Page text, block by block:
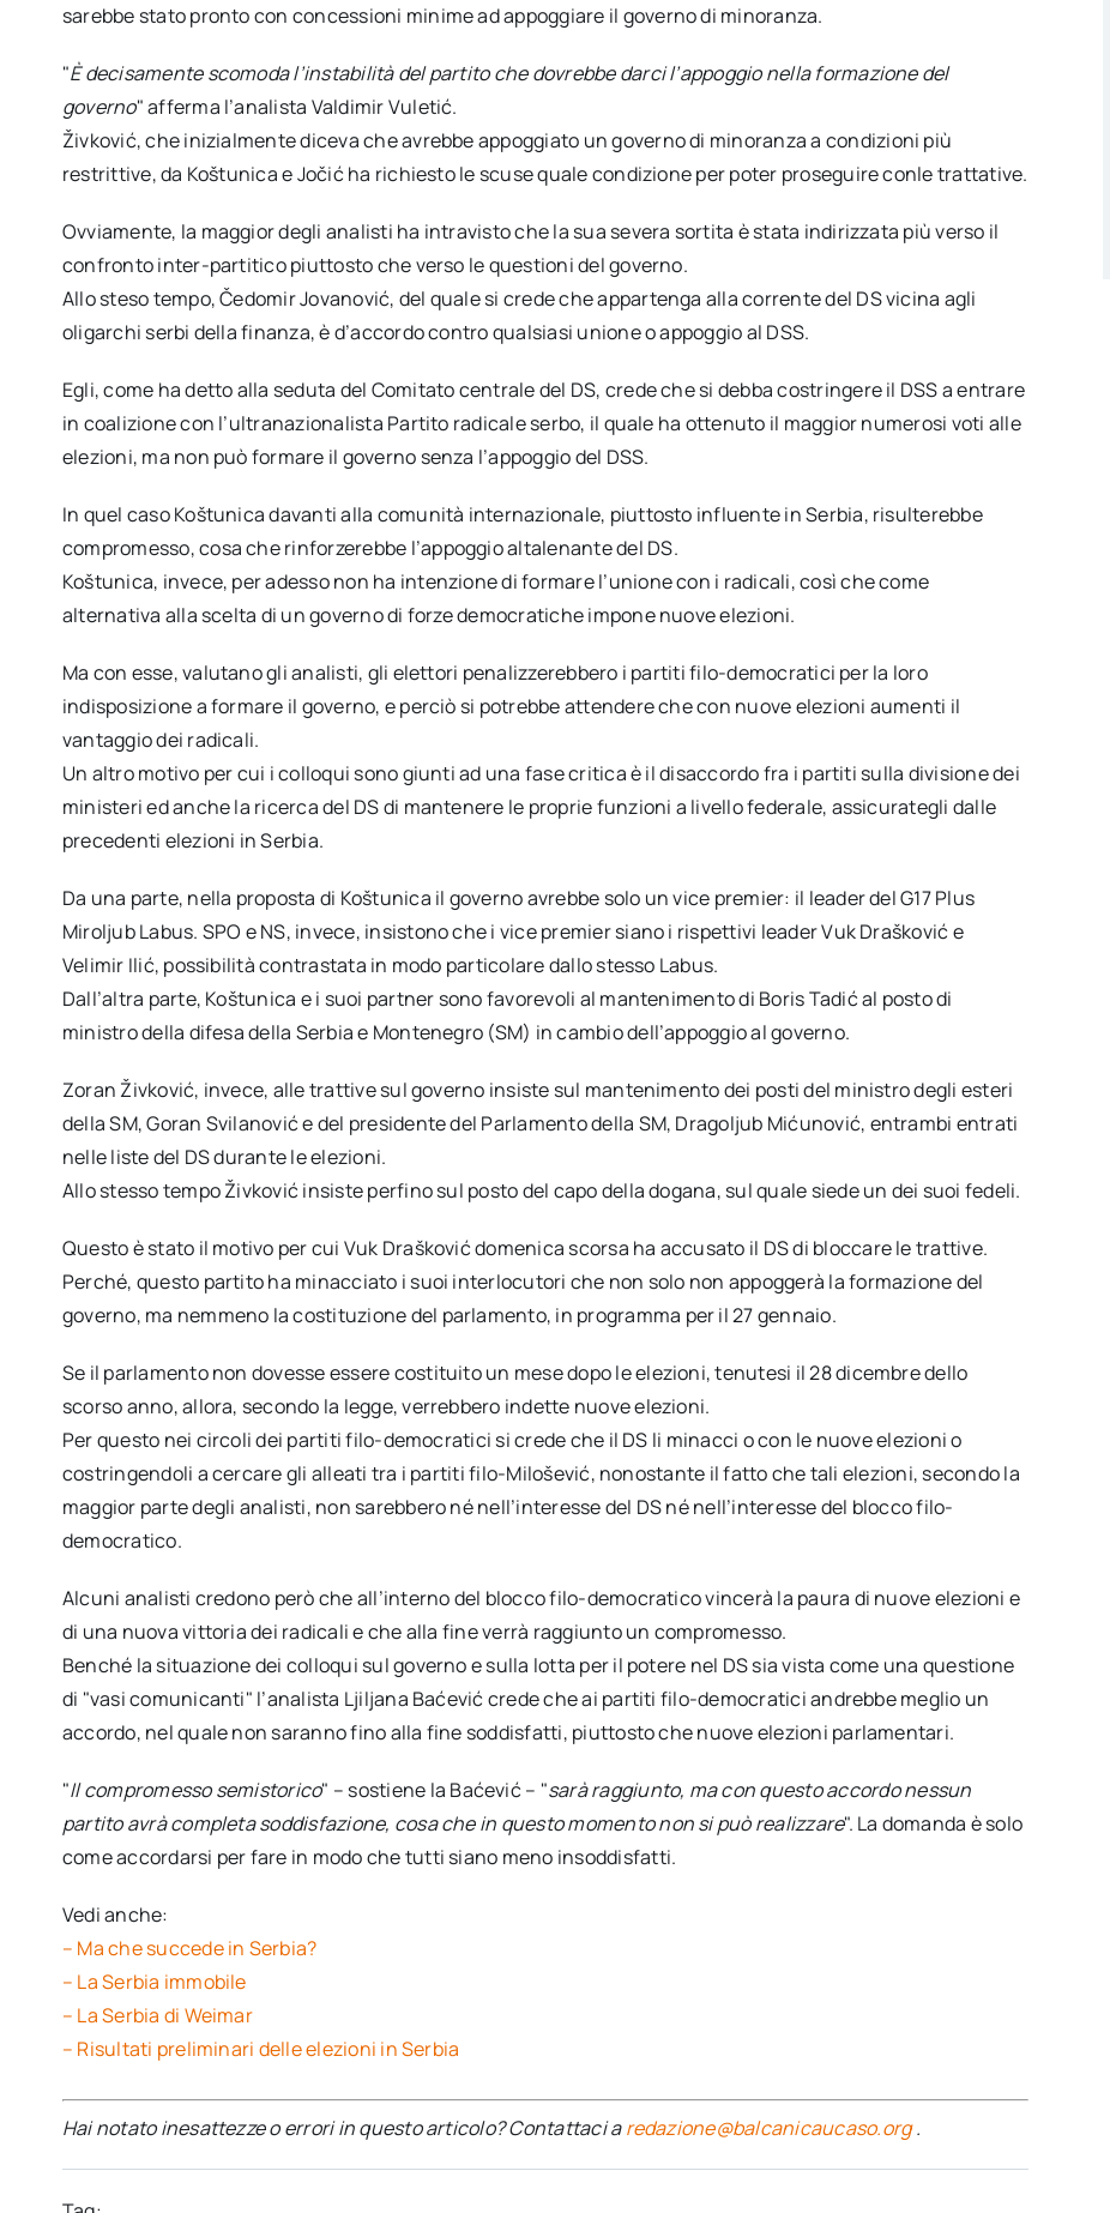
sarebbe stato pronto con concessioni minime ad appoggiare il governo di minoranza.
"È decisamente scomoda l’instabilità del partito che dovrebbe darci l’appoggio nella formazione del
governo" afferma l’analista Valdimir Vuletić.
Živković, che inizialmente diceva che avrebbe appoggiato un governo di minoranza a condizioni più
restrittive, da Koštunica e Jočić ha richiesto le scuse quale condizione per poter proseguire conle trattative.
Ovviamente, la maggior degli analisti ha intravisto che la sua severa sortita è stata indirizzata più verso il
confronto inter-partitico piuttosto che verso le questioni del governo.
Allo steso tempo, Čedomir Jovanović, del quale si crede che appartenga alla corrente del DS vicina agli
oligarchi serbi della finanza, è d’accordo contro qualsiasi unione o appoggio al DSS.
Egli, come ha detto alla seduta del Comitato centrale del DS, crede che si debba costringere il DSS a entrare
in coalizione con l’ultranazionalista Partito radicale serbo, il quale ha ottenuto il maggior numerosi voti alle
elezioni, ma non può formare il governo senza l’appoggio del DSS.
In quel caso Koštunica davanti alla comunità internazionale, piuttosto influente in Serbia, risulterebbe
compromesso, cosa che rinforzerebbe l’appoggio altalenante del DS.
Koštunica, invece, per adesso non ha intenzione di formare l’unione con i radicali, così che come
alternativa alla scelta di un governo di forze democratiche impone nuove elezioni.
Ma con esse, valutano gli analisti, gli elettori penalizzerebbero i partiti filo-democratici per la loro
indisposizione a formare il governo, e perciò si potrebbe attendere che con nuove elezioni aumenti il
vantaggio dei radicali.
Un altro motivo per cui i colloqui sono giunti ad una fase critica è il disaccordo fra i partiti sulla divisione dei
ministeri ed anche la ricerca del DS di mantenere le proprie funzioni a livello federale, assicurategli dalle
precedenti elezioni in Serbia.
Da una parte, nella proposta di Koštunica il governo avrebbe solo un vice premier: il leader del G17 Plus
Miroljub Labus. SPO e NS, invece, insistono che i vice premier siano i rispettivi leader Vuk Drašković e
Velimir Ilić, possibilità contrastata in modo particolare dallo stesso Labus.
Dall’altra parte, Koštunica e i suoi partner sono favorevoli al mantenimento di Boris Tadić al posto di
ministro della difesa della Serbia e Montenegro (SM) in cambio dell’appoggio al governo.
Zoran Živković, invece, alle trattive sul governo insiste sul mantenimento dei posti del ministro degli esteri
della SM, Goran Svilanović e del presidente del Parlamento della SM, Dragoljub Mićunović, entrambi entrati
nelle liste del DS durante le elezioni.
Allo stesso tempo Živković insiste perfino sul posto del capo della dogana, sul quale siede un dei suoi fedeli.
Questo è stato il motivo per cui Vuk Drašković domenica scorsa ha accusato il DS di bloccare le trattive.
Perché, questo partito ha minacciato i suoi interlocutori che non solo non appoggerà la formazione del
governo, ma nemmeno la costituzione del parlamento, in programma per il 27 gennaio.
Se il parlamento non dovesse essere costituito un mese dopo le elezioni, tenutesi il 28 dicembre dello
scorso anno, allora, secondo la legge, verrebbero indette nuove elezioni.
Per questo nei circoli dei partiti filo-democratici si crede che il DS li minacci o con le nuove elezioni o
costringendoli a cercare gli alleati tra i partiti filo-Milošević, nonostante il fatto che tali elezioni, secondo la
maggior parte degli analisti, non sarebbero né nell’interesse del DS né nell’interesse del blocco filo-
democratico.
Alcuni analisti credono però che all’interno del blocco filo-democratico vincerà la paura di nuove elezioni e
di una nuova vittoria dei radicali e che alla fine verrà raggiunto un compromesso.
Benché la situazione dei colloqui sul governo e sulla lotta per il potere nel DS sia vista come una questione
di "vasi comunicanti" l’analista Ljiljana Baćević crede che ai partiti filo-democratici andrebbe meglio un
accordo, nel quale non saranno fino alla fine soddisfatti, piuttosto che nuove elezioni parlamentari.
"Il compromesso semistorico" – sostiene la Baćević – "sarà raggiunto, ma con questo accordo nessun
partito avrà completa soddisfazione, cosa che in questo momento non si può realizzare". La domanda è solo
come accordarsi per fare in modo che tutti siano meno insoddisfatti.
Vedi anche:
– Ma che succede in Serbia?
– La Serbia immobile
– La Serbia di Weimar
– Risultati preliminari delle elezioni in Serbia
Hai notato inesattezze o errori in questo articolo? Contattaci aredazione@balcanicaucaso.org.